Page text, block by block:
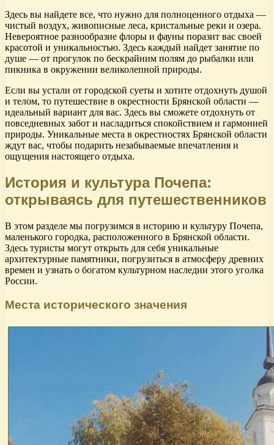
Здесь вы найдете все, что нужно для полноценного отдыха —
чистый воздух, живописные леса, кристальные реки и озера.
Невероятное разнообразие флоры и фауны поразит вас своей
красотой и уникальностью. Здесь каждый найдет занятие по
душе — от прогулок по бескрайним полям до рыбалки или
пикника в окружении великолепной природы.
Если вы устали от городской суеты и хотите отдохнуть душой
и телом, то путешествие в окрестности Брянской области —
идеальный вариант для вас. Здесь вы сможете отдохнуть от
повседневных забот и насладиться спокойствием и гармонией
природы. Уникальные места в окрестностях Брянской области
ждут вас, чтобы подарить незабываемые впечатления и
ощущения настоящего отдыха.
История и культура Почепа:
открываясь для путешественников
В этом разделе мы погрузимся в историю и культуру Почепа,
маленького городка, расположенного в Брянской области.
Здесь туристы могут открыть для себя уникальные
архитектурные памятники, погрузиться в атмосферу древних
времен и узнать о богатом культурном наследии этого уголка
России.
Места исторического значения